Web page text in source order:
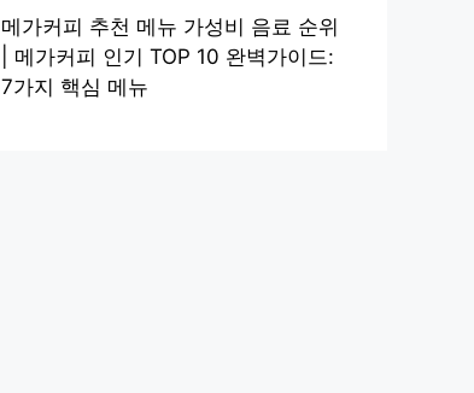
메가커피 추천 메뉴 가성비 음료 순위
| 메가커피 인기 TOP 10 완벽가이드:
7가지 핵심 메뉴